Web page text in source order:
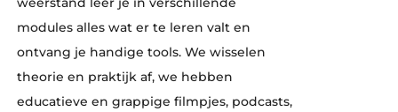
modules alles wat er te leren valt en
ontvang je handige tools. We wisselen
theorie en praktijk af, we hebben
educatieve en grappige filmpjes, podcasts,